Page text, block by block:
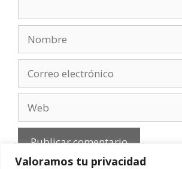
Valoramos tu privacidad
electrónico